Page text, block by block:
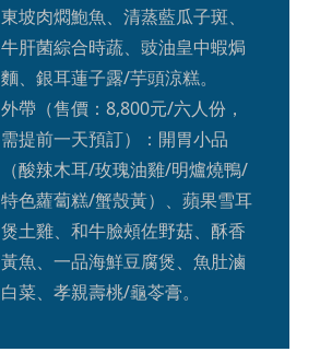
東坡肉燜鮑魚、清蒸藍瓜子斑、
牛肝菌綜合時蔬、豉油皇中蝦焗
麵、銀耳蓮子露/芋頭涼糕。
外帶（售價：8,800元/六人份，
需提前一天預訂）：開胃小品
（酸辣木耳/玫瑰油雞/明爐燒鴨/
特色蘿蔔糕/蟹殼黃）、蘋果雪耳
煲土雞、和牛臉頰佐野菇、酥香
黃魚、一品海鮮豆腐煲、魚肚滷
白菜、孝親壽桃/龜苓膏。